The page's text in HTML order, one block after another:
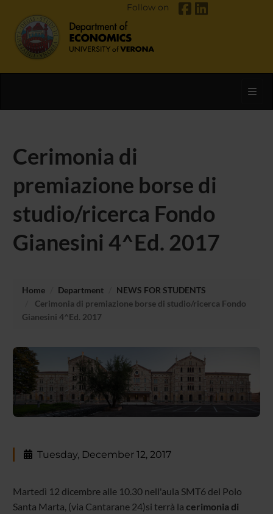
Follow on
Cerimonia di
premiazione borse di
studio/ricerca Fondo
Gianesini 4^Ed. 2017
Home Department
NEWS FOR STUDENTS
Cerimonia di premiazione borse di studio/ricerca Fondo
Gianesini 4^Ed. 2017
Tuesday, December 12, 2017
Martedì 12 dicembre alle 10.30 nell'aula SMT6 del Polo
Santa Marta, (via Cantarane 24)si terrà la cerimonia di